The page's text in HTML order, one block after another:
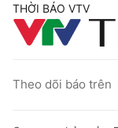
THỜI BÁO VTV
Theo dõi báo trên